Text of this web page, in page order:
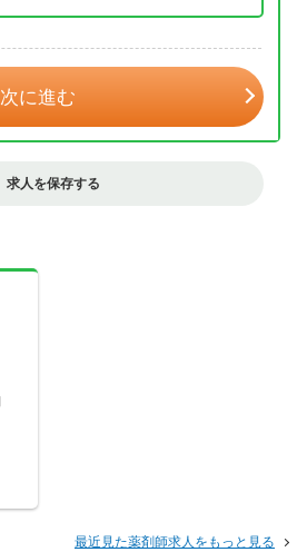
次に進む
求人を保存する
最近見た薬剤師求人をもっと見る